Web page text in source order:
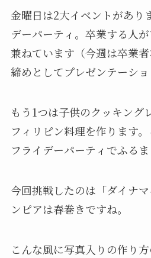
金曜日は2大イベントがあり
デーパーティ。卒業する人
兼ねています（今週は卒業
締めとしてプレゼンテーショ
もう1つは子供のクッキング
フィリピン料理を作ります
フライデーパーティでふるま
今回挑戦したのは「ダイナ
ンピアは春巻きですね。
こんな風に写真入りの作り